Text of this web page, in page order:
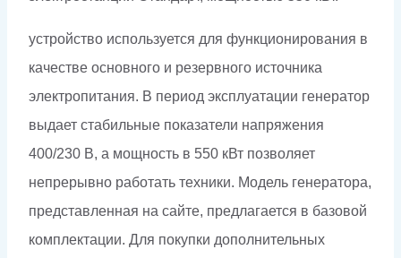
устройство используется для функционирования в
качестве основного и резервного источника
электропитания. В период эксплуатации генератор
выдает стабильные показатели напряжения
400/230 В, а мощность в 550 кВт позволяет
непрерывно работать техники. Модель генератора,
представленная на сайте, предлагается в базовой
комплектации. Для покупки дополнительных